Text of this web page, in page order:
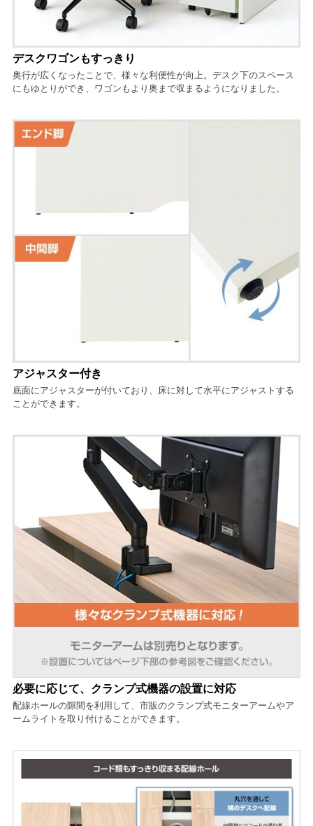
デスクワゴンもすっきり
奥行が広くなったことで、様々な利便性が向上。デスク下のスペース
にもゆとりができ、ワゴンもより奥まで収まるようになりました。
アジャスター付き
底面にアジャスターが付いており、床に対して水平にアジャストする
ことができます。
必要に応じて、クランプ式機器の設置に対応
配線ホールの隙間を利用して、市販のクランプ式モニターアームやア
ームライトを取り付けることができます。